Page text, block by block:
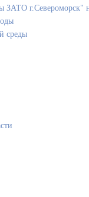
ЗАТО г.Североморск"
среды